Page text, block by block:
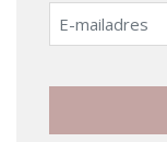
E-
mailadres